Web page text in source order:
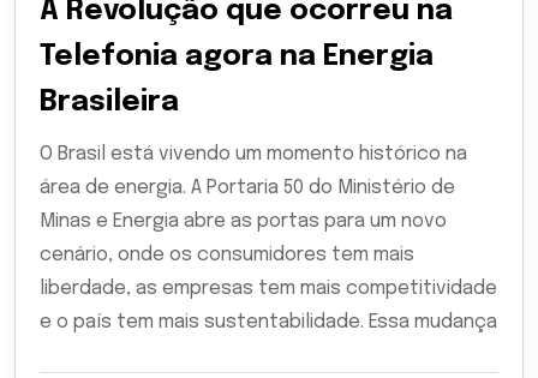
A Revolução que ocorreu na
Telefonia agora na Energia
Brasileira
O Brasil está vivendo um momento histórico na
área de energia. A Portaria 50 do Ministério de
Minas e Energia abre as portas para um novo
cenário, onde os consumidores tem mais
liberdade, as empresas tem mais competitividade
e o país tem mais sustentabilidade. Essa mudança